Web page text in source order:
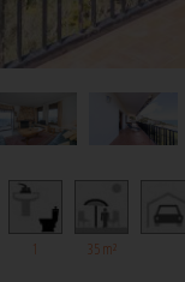
1 35 m²